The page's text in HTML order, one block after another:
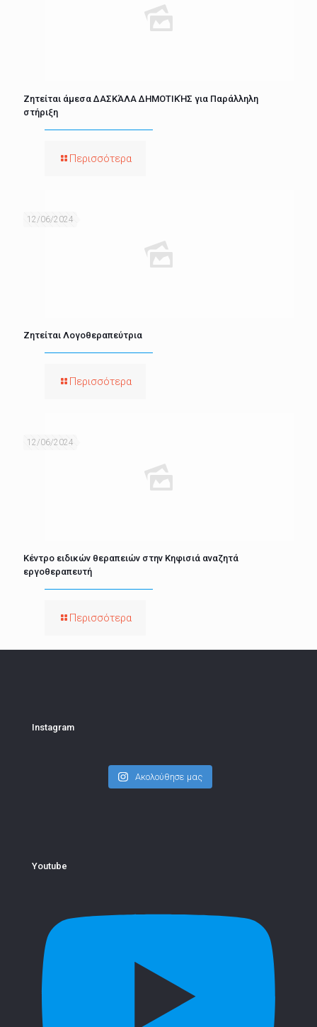
Ζητείται άμεσα ΔΑΣΚΆΛΑ ΔΗΜΟΤΙΚΉΣ για Παράλληλη
στήριξη
Περισσότερα
12/06/2024
Ζητείται Λογοθεραπεύτρια
Περισσότερα
12/06/2024
Κέντρο ειδικών θεραπειών στην Κηφισιά αναζητά
εργοθεραπευτή
Περισσότερα
Instagram
Ακολούθησε μας
Youtube